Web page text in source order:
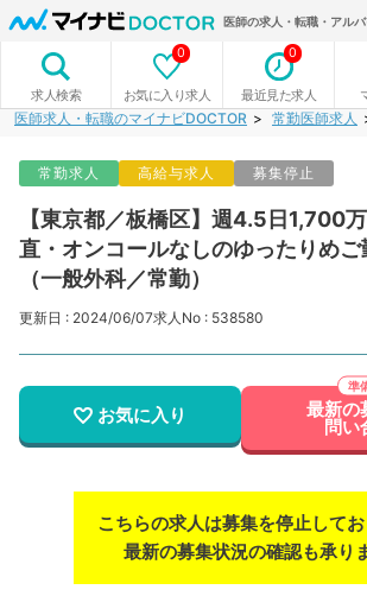
医師の求人・転職・アル
求人検索 お気に入り求人
0
最近見た求人
0
医師求人・転職のマイナビDOCTOR 常勤医師求人
常勤求人 高給与求人 募集停止
【東京都／板橋区】週4.5日1,700
直・オンコールなしのゆったりめご
（一般外科／常勤）
更新日 : 2024/06/07求人No : 538580
お気に入り 最新の
問い
こちらの求人は募集を停止してお
最新の募集状況の確認も承り